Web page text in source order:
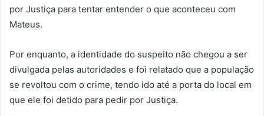
por Justiça para tentar entender o que aconteceu com
Mateus.
Por enquanto, a identidade do suspeito não chegou a ser
divulgada pelas autoridades e foi relatado que a população
se revoltou com o crime, tendo ido até a porta do local em
que ele foi detido para pedir por Justiça.